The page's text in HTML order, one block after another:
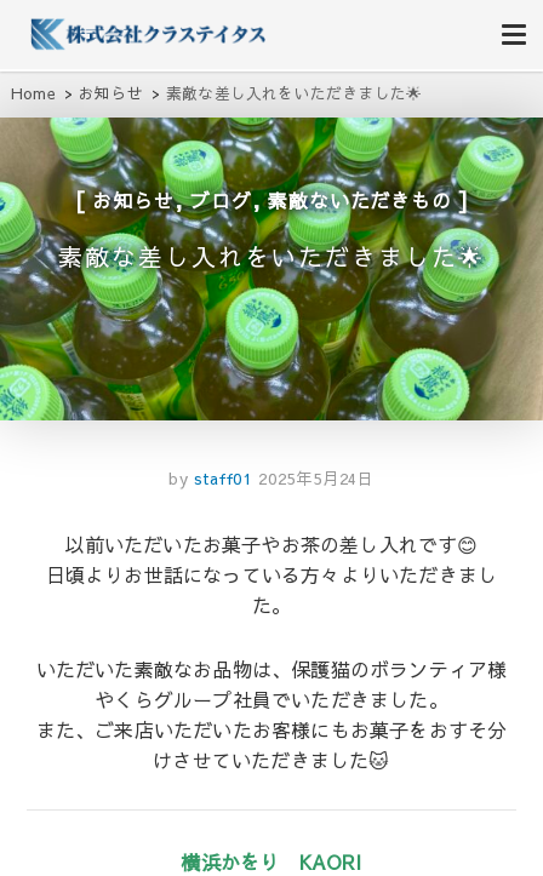
株式会社クラステイタス
地域のコミュニティーを大切にする企業
Home お知らせ 素敵な差し入れをいただきました🌟
お知らせ,ブログ,素敵ないただきもの
素敵な差し入れをいただきました🌟
by staff01 2025年5月24日
以前いただいたお菓子やお茶の差し入れです😊
日頃よりお世話になっている方々よりいただきまし
た。
いただいた素敵なお品物は、保護猫のボランティア様
やくらグループ社員でいただきました。
また、ご来店いただいたお客様にもお菓子をおすそ分
けさせていただきました🐱
横浜かをり KAORI